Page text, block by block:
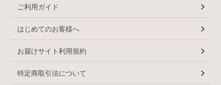
ご利用ガイド
はじめてのお客様へ
お届けサイト利用規約
特定商取引法について